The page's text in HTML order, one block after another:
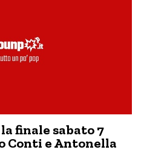
finale sabato 7
Conti e Antonella